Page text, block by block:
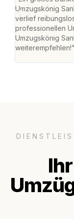
Umzugskönig
verlief
professionellen
Umzugskönig
weiterempfehlen!"